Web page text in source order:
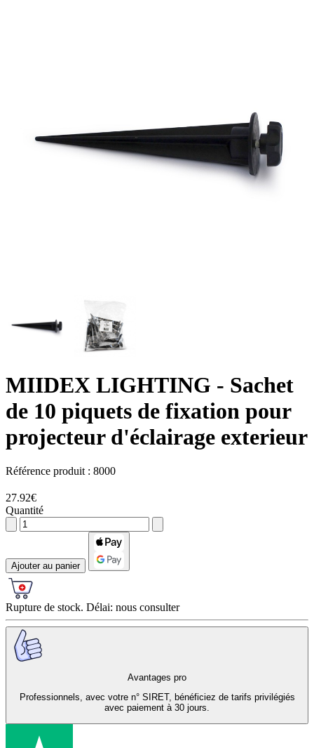
MIIDEX LIGHTING - Sachet
de 10 piquets de fixation pour
projecteur d'éclairage exterieur
Référence produit : 8000
27.92€
Quantité
Ajouter au panier
Rupture de stock. Délai: nous consulter
Avantages pro
Professionnels, avec votre n° SIRET, bénéficiez de tarifs privilégiés
avec paiement à 30 jours.